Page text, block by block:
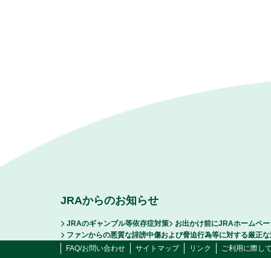
JRAからのお知らせ
JRAのギャンブル等依存症対策
お出かけ前にJRAホームペ
ファンからの悪質な誹謗中傷および脅迫行為等に対する厳正
FAQ/お問い合わせ
サイトマップ リンク ご利用に際し